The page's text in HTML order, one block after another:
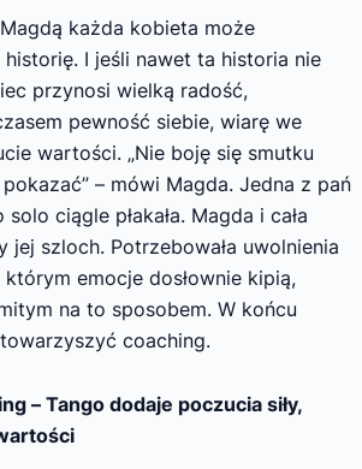
każda kobieta może
historię. I jeśli nawet ta historia nie
przynosi wielką radość,
pewność siebie, wiarę we
wartości. „Nie boję się smutku
– mówi Magda. Jedna z pań
ciągle płakała. Magda i cała
jej szloch. Potrzebowała uwolnienia
emocje dosłownie kipią,
na to sposobem. W końcu
coaching.
– Tango dodaje poczucia siły,